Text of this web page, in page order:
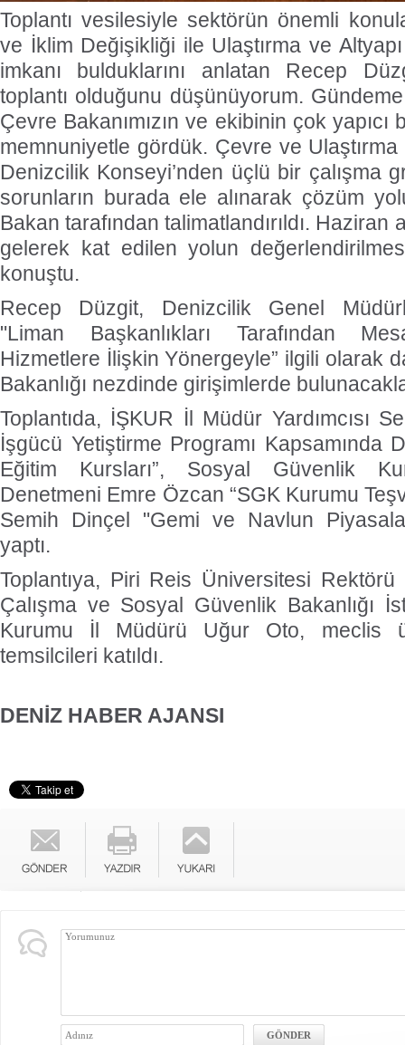
Toplantı vesilesiyle sektörün önemli
ve İklim Değişikliği ile Ulaştırma ve
imkanı bulduklarını anlatan Recep
toplantı olduğunu düşünüyorum.
Çevre Bakanımızın ve ekibinin çok yapıcı
memnuniyetle gördük. Çevre ve Ulaştırma
Denizcilik Konseyi’nden üçlü bir çalışma
sorunların burada ele alınarak çözüm
Bakan tarafından talimatlandırıldı. Haziran
gelerek kat edilen yolun değerlendirilmesi
konuştu.
Recep Düzgit, Denizcilik Genel
"Liman Başkanlıkları Tarafından
Hizmetlere İlişkin Yönergeyle” ilgili olarak
Bakanlığı nezdinde girişimlerde
Toplantıda, İŞKUR İl Müdür Yardımcısı
İşgücü Yetiştirme Programı Kapsamında
Eğitim Kursları”, Sosyal Güvenlik
Denetmeni Emre Özcan “SGK Kurumu
Semih Dinçel "Gemi ve Navlun
yaptı.
Toplantıya, Piri Reis Üniversitesi
Çalışma ve Sosyal Güvenlik Bakanlığı
Kurumu İl Müdürü Uğur Oto, meclis
temsilcileri katıldı.
DENİZ HABER AJANSI